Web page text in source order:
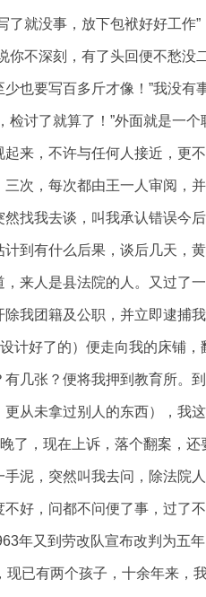
就没事，放下包袱好好工作
不深刻，有了头回便不愁没
也要写百多斤才像！”我没有
讨了就算了！”外面就是一
来，不许与任何人接近，更
次，每次都由王一人审阅，
找我去谈，叫我承认错误今
到有什么后果，谈后几天，
来人是县法院的人。又过了
我团籍及公职，并立即逮捕
计好了的）便走向我的床铺
几张？便将我押到教育所。
从未拿过别人的东西），我
了，现在上诉，落个翻案，
泥，突然叫我去问，除法院
好，问都不问便了事，过了
年又到劳改队宣布改判为五
已有两个孩子，十余年来，